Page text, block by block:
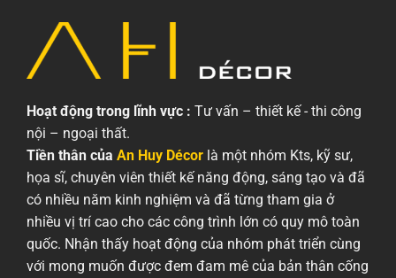
Hoạt động trong lĩnh vực : Tư vấn – thiết kế - thi công
nội – ngoại thất.
Tiền thân của An Huy Décor là một nhóm Kts, kỹ sư,
họa sĩ, chuyên viên thiết kế năng động, sáng tạo và đã
có nhiều năm kinh nghiệm và đã từng tham gia ở
nhiều vị trí cao cho các công trình lớn có quy mô toàn
quốc. Nhận thấy hoạt động của nhóm phát triển cùng
với mong muốn được đem đam mê của bản thân cống